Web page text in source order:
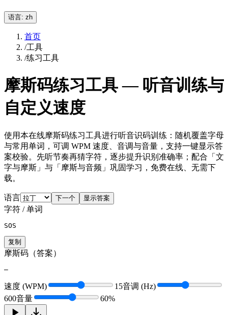
语言: zh
首页
/工具
/练习工具
摩斯码练习工具 — 听音训练与
自定义速度
使用本在线摩斯码练习工具进行听音识码训练：随机覆盖字母
与常用单词，可调 WPM 速度、音调与音量，支持一键显示答
案校验。先听节奏再猜字符，逐步提升识别准确率；配合「文
字与摩斯」与「摩斯与音频」巩固学习，免费在线、无需下
载。
语言 下一个 显示答案
字符 / 单词
SOS
复制
摩斯码（答案）
—
速度 (WPM) 15音调 (Hz)
600音量 60%